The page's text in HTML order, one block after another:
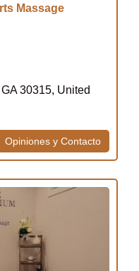
Massage
30315, United
Opiniones y Contacto